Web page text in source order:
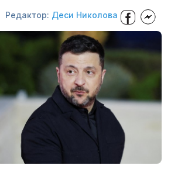
Редактор: Деси Николова